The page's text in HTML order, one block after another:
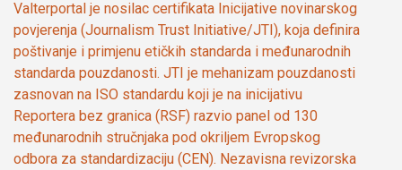
Valterportal je nosilac certifikata Inicijative novinarskog
povjerenja (Journalism Trust Initiative/JTI), koja definira
poštivanje i primjenu etičkih standarda i međunarodnih
standarda pouzdanosti. JTI je mehanizam pouzdanosti
zasnovan na ISO standardu koji je na inicijativu
Reportera bez granica (RSF) razvio panel od 130
međunarodnih stručnjaka pod okriljem Evropskog
odbora za standardizaciju (CEN). Nezavisna revizorska